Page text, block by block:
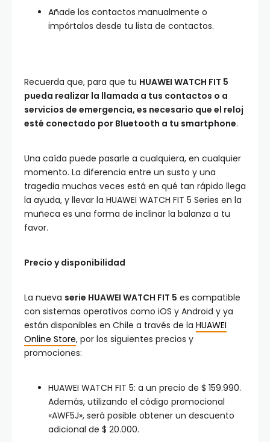
Añade los contactos manualmente o
impórtalos desde tu lista de contactos.
Recuerda que, para que tu HUAWEI WATCH FIT 5
pueda realizar la llamada a tus contactos o a
servicios de emergencia, es necesario que el reloj
esté conectado por Bluetooth a tu smartphone.
Una caída puede pasarle a cualquiera, en cualquier
momento. La diferencia entre un susto y una
tragedia muchas veces está en qué tan rápido llega
la ayuda, y llevar la HUAWEI WATCH FIT 5 Series en la
muñeca es una forma de inclinar la balanza a tu
favor.
Precio y disponibilidad
La nueva serie HUAWEI WATCH FIT 5 es compatible
con sistemas operativos como iOS y Android y ya
están disponibles en Chile a través de la HUAWEI
Online Store, por los siguientes precios y
promociones:
HUAWEI WATCH FIT 5: a un precio de $ 159.990.
Además, utilizando el código promocional
«AWF5J», será posible obtener un descuento
adicional de $ 20.000.